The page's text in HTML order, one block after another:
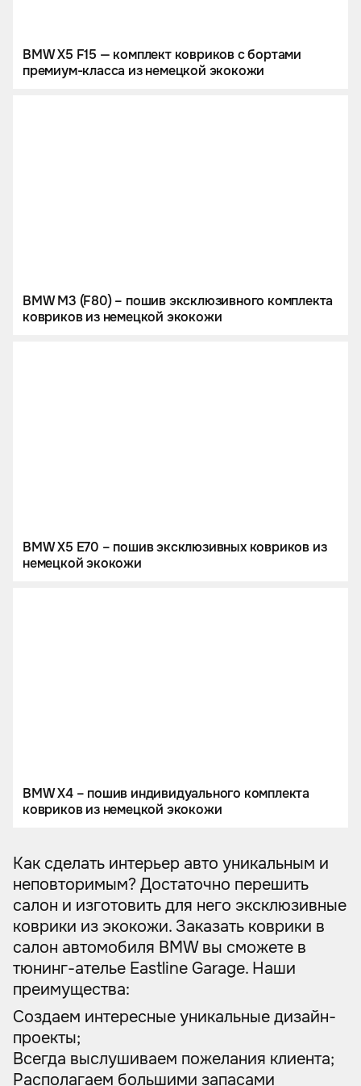
BMW X5 F15 — комплект ковриков c бортами
премиум-класса из немецкой экокожи
BMW M3 (F80) – пошив эксклюзивного комплекта
ковриков из немецкой экокожи
BMW X5 E70 – пошив эксклюзивных ковриков из
немецкой экокожи
BMW X4 – пошив индивидуального комплекта
ковриков из немецкой экокожи
Как сделать интерьер авто уникальным и
неповторимым? Достаточно перешить
салон и изготовить для него эксклюзивные
коврики из экокожи. Заказать коврики в
салон автомобиля BMW вы сможете в
тюнинг-ателье Eastline Garage. Наши
преимущества:
Создаем интересные уникальные дизайн-
проекты;
Всегда выслушиваем пожелания клиента;
Располагаем большими запасами